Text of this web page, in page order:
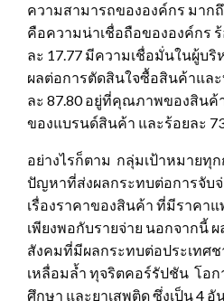
ความสามารถขององค์กร มากถึ
คือความน่าเชื่อถือขององค์กร ร้
ละ 17.77 มีความเชื่อมั่นในผู้บ
ผลต่อการตัดสินใจซื้อสินค้าแล
ละ 87.80 อยู่ที่คุณภาพของสินค้า
ของแบรนด์สินค้า และร้อยละ
อย่างไรก็ตาม กลุ่มเป้าหมายทุ
ปัญหาที่ส่งผลกระทบต่อการจับ
เรื่องราคาของสินค้า ที่มีราคา
เพียงพอกับรายจ่าย นอกจากนี้
สังคมที่มีผลกระทบต่อประเทศ
เหลื่อมล้ำ ทุจริตคอร์รัปชัน โอ
ศึกษา และยาเสพติด ซึ่งเป็น 4